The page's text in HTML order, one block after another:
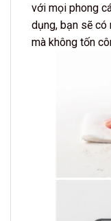
với mọi phong
dụng, bạn sẽ có
mà không tốn